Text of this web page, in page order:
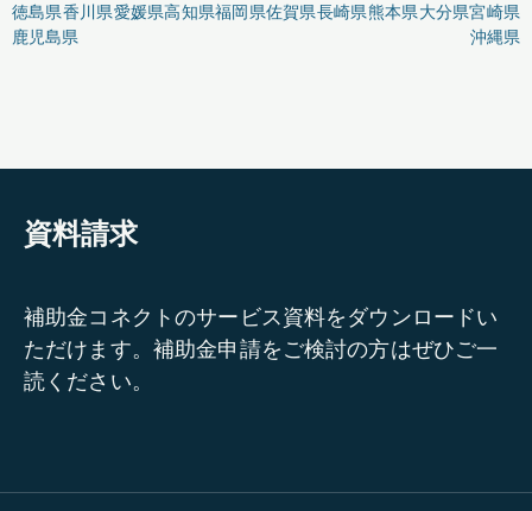
徳島県香川県愛媛県高知県福岡県佐賀県長崎県熊本県大分県宮崎県
鹿児島県
沖縄県
資料請求
補助金コネクトのサービス資料をダウンロードい
ただけます。補助金申請をご検討の方はぜひご一
読ください。